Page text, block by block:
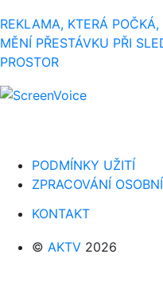
REKLAMA, KTERÁ
MĚNÍ PŘESTÁVKU PŘI
PROSTOR
PODMÍNKY UŽITÍ
ZPRACOVÁNÍ
KONTAKT
© AKTV 2026